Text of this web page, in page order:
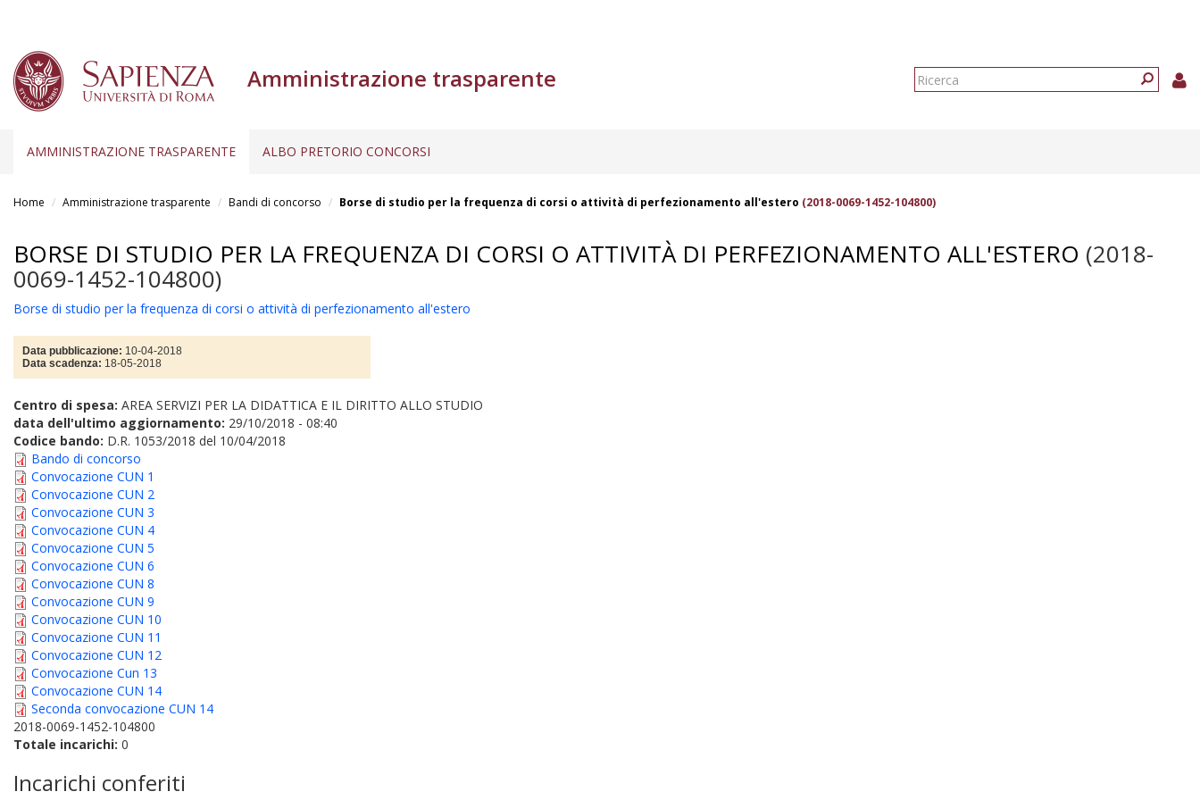
Amministrazione trasparente
Form
AMMINISTRAZIONE TRASPARENTE ALBO PRETORIO CONCORSI
Home Amministrazione trasparente Bandi di concorso Borse di studio per la frequenza di corsi o attività di perfezionamento all'estero (2018-0069-1452-104800)
BORSE DI STUDIO PER LA FREQUENZA DI CORSI O ATTIVITÀ DI PERFEZIONAMENTO ALL'ESTERO (2018-
0069-1452-104800)
Borse di studio per la frequenza di corsi o attività di perfezionamento all'estero
Data pubblicazione: 10-04-2018
Data scadenza: 18-05-2018
Centro di spesa: AREA SERVIZI PER LA DIDATTICA E IL DIRITTO ALLO STUDIO
data dell'ultimo aggiornamento: 29/10/2018 - 08:40
Codice bando: D.R. 1053/2018 del 10/04/2018
Bando di concorso
Convocazione CUN 1
Convocazione CUN 2
Convocazione CUN 3
Convocazione CUN 4
Convocazione CUN 5
Convocazione CUN 6
Convocazione CUN 8
Convocazione CUN 9
Convocazione CUN 10
Convocazione CUN 11
Convocazione CUN 12
Convocazione Cun 13
Convocazione CUN 14
Seconda convocazione CUN 14
2018-0069-1452-104800
Totale incarichi: 0
Incarichi conferiti